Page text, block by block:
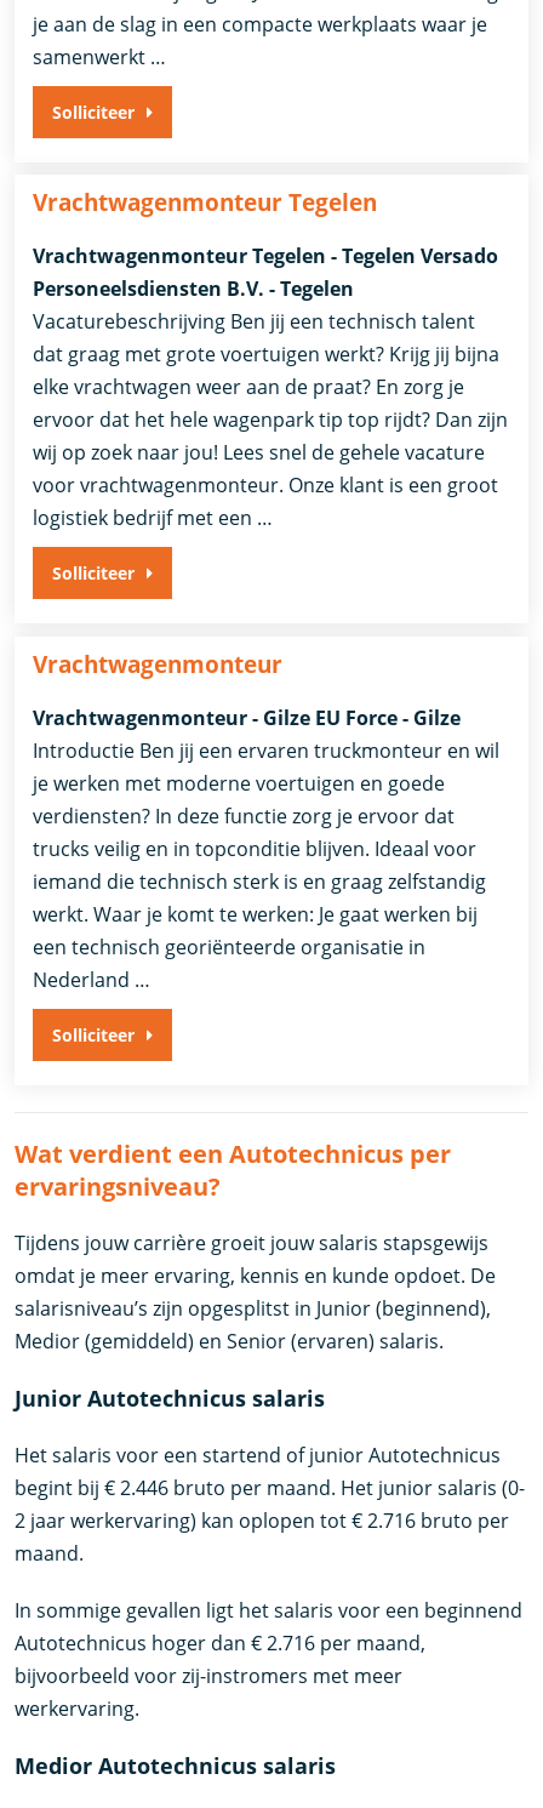
je aan de slag in een compacte werkplaats waar je
samenwerkt …
Solliciteer
Vrachtwagenmonteur Tegelen
Vrachtwagenmonteur Tegelen - Tegelen Versado
Personeelsdiensten B.V. - Tegelen
Vacaturebeschrijving Ben jij een technisch talent
dat graag met grote voertuigen werkt? Krijg jij bijna
elke vrachtwagen weer aan de praat? En zorg je
ervoor dat het hele wagenpark tip top rijdt? Dan zijn
wij op zoek naar jou! Lees snel de gehele vacature
voor vrachtwagenmonteur. Onze klant is een groot
logistiek bedrijf met een …
Solliciteer
Vrachtwagenmonteur
Vrachtwagenmonteur - Gilze EU Force - Gilze
Introductie Ben jij een ervaren truckmonteur en wil
je werken met moderne voertuigen en goede
verdiensten? In deze functie zorg je ervoor dat
trucks veilig en in topconditie blijven. Ideaal voor
iemand die technisch sterk is en graag zelfstandig
werkt. Waar je komt te werken: Je gaat werken bij
een technisch georiënteerde organisatie in
Nederland …
Solliciteer
Wat verdient een Autotechnicus per
ervaringsniveau?
Tijdens jouw carrière groeit jouw salaris stapsgewijs
omdat je meer ervaring, kennis en kunde opdoet. De
salarisniveau’s zijn opgesplitst in Junior (beginnend),
Medior (gemiddeld) en Senior (ervaren) salaris.
Junior Autotechnicus salaris
Het salaris voor een startend of junior Autotechnicus
begint bij € 2.446 bruto per maand. Het junior salaris (0-
2 jaar werkervaring) kan oplopen tot € 2.716 bruto per
maand.
In sommige gevallen ligt het salaris voor een beginnend
Autotechnicus hoger dan € 2.716 per maand,
bijvoorbeeld voor zij-instromers met meer
werkervaring.
Medior Autotechnicus salaris